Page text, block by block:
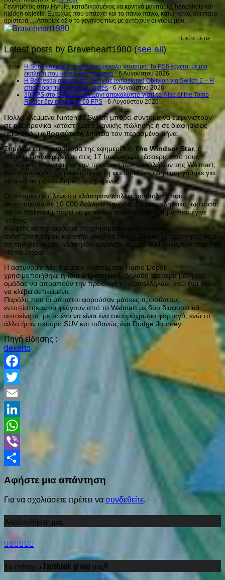
Γεννημένος στην Hyrule, καταδικασμένος να κυνηγά μανιτάρια, headshots και
hidden objects! Ευτυχώς που υπάρχει και το πάνω-πάνω, κάτω-κάτω, αριστερά-
αριστερά .... Απορίας άξιο το γεγονός πως με αντέχουν οι γύρω μου...
Βρείτε με σε
Latest posts by Braveheart1980 (see all)
Η Sony ετοιμάζει το επόμενο μεγάλο χτύπημα: Το PS6 έρχεται με μια
έκπληξη που κανείς δεν περιμένει- 6 Αυγούστου 2026
Η Bethesda απαντά στη Sony με remastered Oblivion για Switch 2 – Η
επιστροφή των physical copies - 6 Αυγούστου 2026
30 FPS στο Switch 2: Η Aspyr αποκαλύπτει γιατί το Rise of the Tomb
Raider δεν έφτασε τα 60 FPS - 6 Αυγούστου 2026
Πολλά κλεμμένα Nintendo Switch μπορεί σύντομα να εμφανιστούν
σε ηλεκτρονικά καταστήματα λιανικής πώλησης ή σε διαφημίσεις
μετά από μιαθρασύτατη ληστεία τον περασμένο μήνα.
Σύμφωνα με δημοσίευμα της εφημερίδας The Windsor Star, η
αστυνομία αναφέρει ότι στις 17 Ιανουαρίου τέσσερις από τους
υπόπτους απέσπασαν την προσοχή των υπαλλήλων της Walmart,
ενώ ο πέμπτος χρησιμοποίησε τη φασαρία που δημιουργήθηκε για
να σπάσει τις κλειδαριές της βιτρίνας.
Οι αστυνομικοί λένε ότι κλάπηκαν πολλές κονσόλες, που
αντιστοιχούν σε 10.000 δολάρια Καναδά. Είναι εκπληκτικό, ωστόσο,
ότι το Walmart μπορεί να μην είναι το μόνο κατάστημα που έγινε
στόχος.
Κλέφτες κατηγορούνται ότι χρησιμοποίησαν τακτικές
αντιπερισπασμού και στην αλυσίδα Home Depot. Οι ερευνητές λένε
ότι την ίδια νύχτα, κλάπηκαν εργαλεία αξίας 5.000 δολαρίων από ένα
Home Depot.
Η αστυνομία λέει ότι στην ληστεία στο Home Depot
χρησιμοποιήθηκεη ίδια στρατηγική
, δηλαδή τέσσερα μέλη της
ομάδας να αποσπούν την προσοχή των υπαλλήλων, ενώ ένα άλλο
να κλέβει αντικείμενα.
Παρόλο που οι ύποπτοι φορούσαν μάσκες προσώπου,
εντοπίστηκαν να φεύγουν από το Walmart με δύο διαφορετικά
αυτοκίνητα, με το ένα να είναι ένα σκουρόχρωμο φορτηγό, ενώ το
άλλο ήταν σκούρο SUV και πιθανώς ένα Dodge Journey.
Πηγή είδησης :
dexerto
Facebook
Twitter
Email
LinkedIn
WhatsApp
Viber
Αφήστε μια απάντηση
Για να σχολιάσετε πρέπει να συνδεθείτε.
Ακολουθήστε μας
Το επίσημο facebook group μας!!